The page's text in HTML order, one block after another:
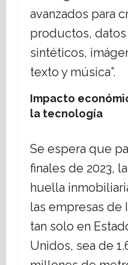
avanzados para
productos, datos
sintéticos,
texto y música”.
Impacto
la tecnología
Se espera que
finales de 2023, la
huella
las empresas de
tan solo en
Unidos, sea de